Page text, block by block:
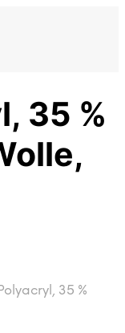
35 %
35 %